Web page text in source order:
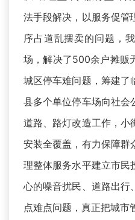
法手段解决，以服务促管
序占道乱摆卖的问题，
场，解决了500余户摊贩
城区停车难问题，筹建了
县多个单位停车场向社会
道路、路灯改造工作，小
安装全覆盖，有力保障群
理整体服务水平建立市民
心的噪音扰民、道路出行
点难点问题，真正把城市